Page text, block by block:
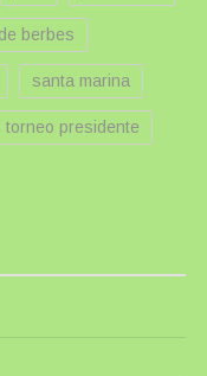
berbes
santa marina
torneo presidente